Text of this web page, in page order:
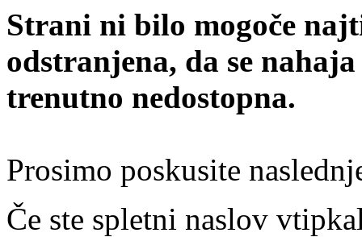
Strani ni bilo mogoče
odstranjena, da se
trenutno nedostopna.
Prosimo poskusite
Če ste spletni naslov